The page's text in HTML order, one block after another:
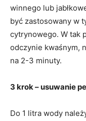
winnego lub
być zastosowany w
cytrynowego. W tak
odczynie kwaśnym,
na 2-3 minuty.
3 krok – usuwanie
Do 1 litra wody